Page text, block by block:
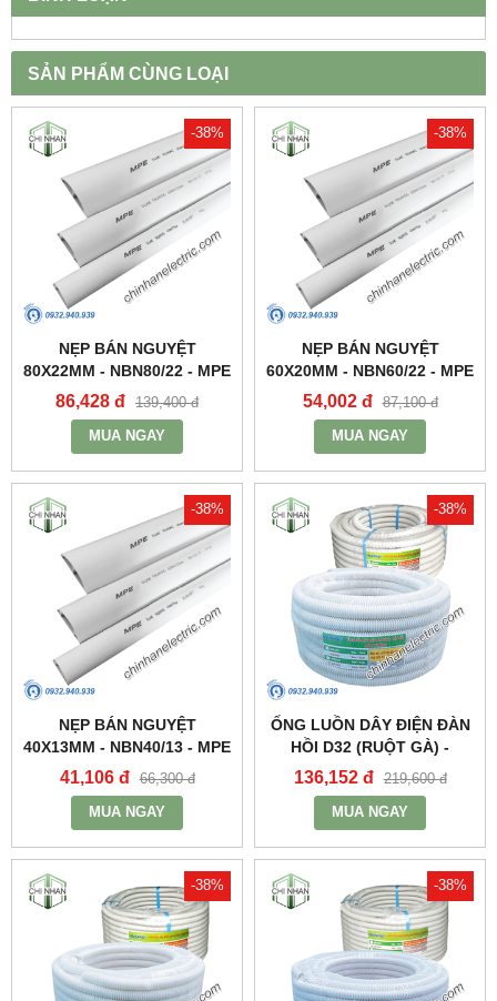
SẢN PHẨM CÙNG LOẠI
-38%
NẸP BÁN NGUYỆT
80X22MM - NBN80/22 - MPE
86,428 đ 139,400 đ
MUA NGAY
-38%
NẸP BÁN NGUYỆT
60X20MM - NBN60/22 - MPE
54,002 đ 87,100 đ
MUA NGAY
-38%
NẸP BÁN NGUYỆT
40X13MM - NBN40/13 - MPE
41,106 đ 66,300 đ
MUA NGAY
-38%
ỐNG LUỒN DÂY ĐIỆN ĐÀN
HỒI D32 (RUỘT GÀ) -
A9032CT - MPE
136,152 đ 219,600 đ
MUA NGAY
-38% -38%